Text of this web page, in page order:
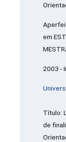
em
2003 -
Título:
de